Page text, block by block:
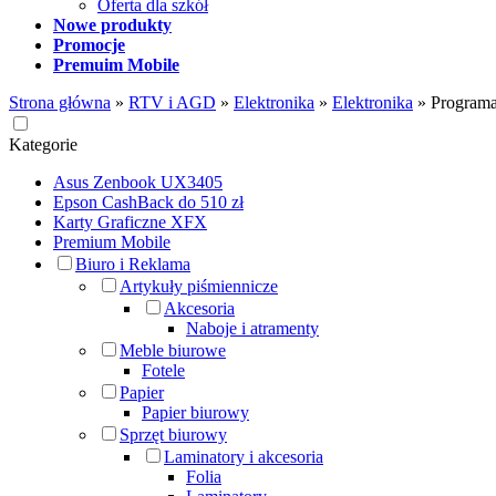
Oferta dla szkół
Nowe produkty
Promocje
Premuim Mobile
Strona główna » RTV i AGD » Elektronika » Elektronika »
Kategorie
Asus Zenbook UX3405
Epson CashBack do 510 zł
Karty Graficzne XFX
Premium Mobile
Biuro i Reklama
Artykuły piśmiennicze
Akcesoria
Naboje i atramenty
Meble biurowe
Fotele
Papier
Papier biurowy
Sprzęt biurowy
Laminatory i akcesoria
Folia